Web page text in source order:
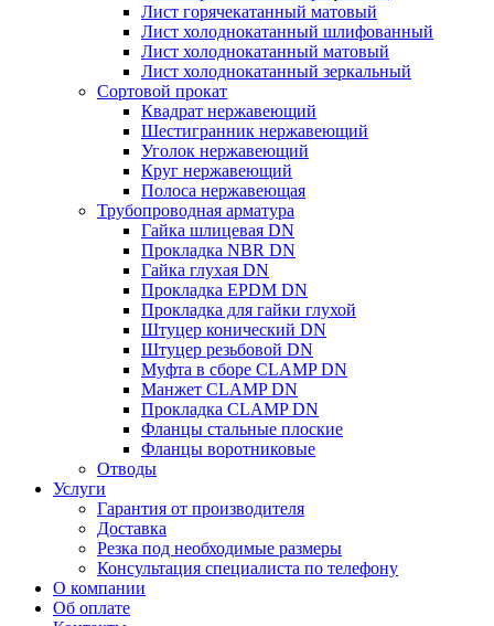
Лист горячекатанный матовый
Лист холоднокатанный шлифованный
Лист холоднокатанный матовый
Лист холоднокатанный зеркальный
Сортовой прокат
Квадрат нержавеющий
Шестигранник нержавеющий
Уголок нержавеющий
Круг нержавеющий
Полоса нержавеющая
Трубопроводная арматура
Гайка шлицевая DN
Прокладка NBR DN
Гайка глухая DN
Прокладка EPDM DN
Прокладка для гайки глухой
Штуцер конический DN
Штуцер резьбовой DN
Муфта в сборе CLAMP DN
Манжет CLAMP DN
Прокладка CLAMP DN
Фланцы стальные плоские
Фланцы воротниковые
Отводы
Услуги
Гарантия от производителя
Доставка
Резка под необходимые размеры
Консультация специалиста по телефону
О компании
Об оплате